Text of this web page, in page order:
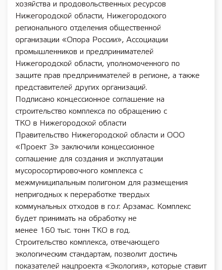
хозяйства и продовольственных ресурсов
Нижегородской области, Нижегородского
регионального отделения общественной
организации «Опора России», Ассоциации
промышленников и предпринимателей
Нижегородской области, уполномоченного по
защите прав предпринимателей в регионе, а также
представителей других организаций.
Подписано концессионное соглашение на
строительство комплекса по обращению с
ТКО в Нижегородской области
Правительство Нижегородской области и ООО
«Проект 3» заключили концессионное
соглашение для создания и эксплуатации
мусоросортировочного комплекса с
межмуниципальным полигоном для размещения
непригодных к переработке твердых
коммунальных отходов в г.о.г. Арзамас. Комплекс
будет принимать на обработку не
менее 160 тыс. тонн ТКО в год.
Строительство комплекса, отвечающего
экологическим стандартам, позволит достичь
показателей нацпроекта «Экология», которые ставит